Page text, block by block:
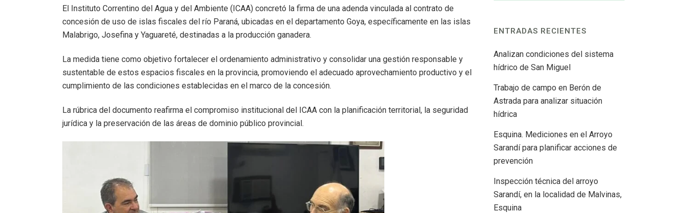
El Instituto Correntino del Agua y del Ambiente (ICAA) concretó la firma de una adenda vinculada al contrato de
concesión de uso de islas fiscales del río Paraná, ubicadas en el departamento Goya, específicamente en las islas
Malabrigo, Josefina y Yaguareté, destinadas a la producción ganadera.
La medida tiene como objetivo fortalecer el ordenamiento administrativo y consolidar una gestión responsable y
sustentable de estos espacios fiscales en la provincia, promoviendo el adecuado aprovechamiento productivo y el
cumplimiento de las condiciones establecidas en el marco de la concesión.
La rúbrica del documento reafirma el compromiso institucional del ICAA con la planificación territorial, la seguridad
jurídica y la preservación de las áreas de dominio público provincial.
ENTRADAS RECIENTES
Analizan condiciones del sistema
hídrico de San Miguel
Trabajo de campo en Berón de
Astrada para analizar situación
hídrica
Esquina. Mediciones en el Arroyo
Sarandí para planificar acciones de
prevención
Inspección técnica del arroyo
Sarandí, en la localidad de Malvinas,
Esquina